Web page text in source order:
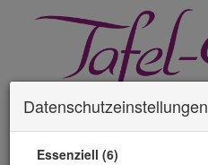
Datenschutzeinstellungen
Essenziell (6)